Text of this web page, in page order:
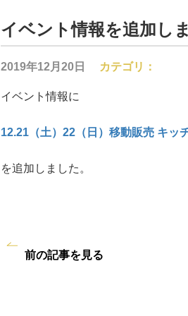
イベント情報を追加し
2019年12月20日 カテゴリ：
イベント情報に
12.21（土）22（日）移動販売 キッ
を追加しました。
前の記事を見る